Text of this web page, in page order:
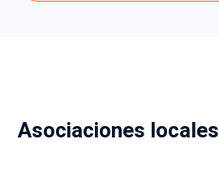
Asociaciones locales